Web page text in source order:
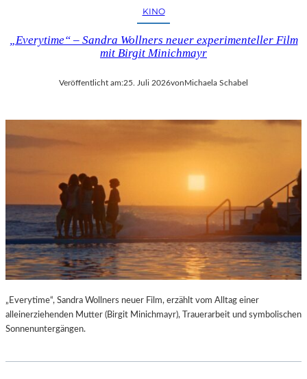
KINO
„Everytime“ – Sandra Wollners neuer experimenteller Film
mit Birgit Minichmayr
Veröffentlicht am:25. Juli 2026vonMichaela Schabel
„Everytime“, Sandra Wollners neuer Film, erzählt vom Alltag einer
alleinerziehenden Mutter (Birgit Minichmayr), Trauerarbeit und symbolischen
Sonnenuntergängen.